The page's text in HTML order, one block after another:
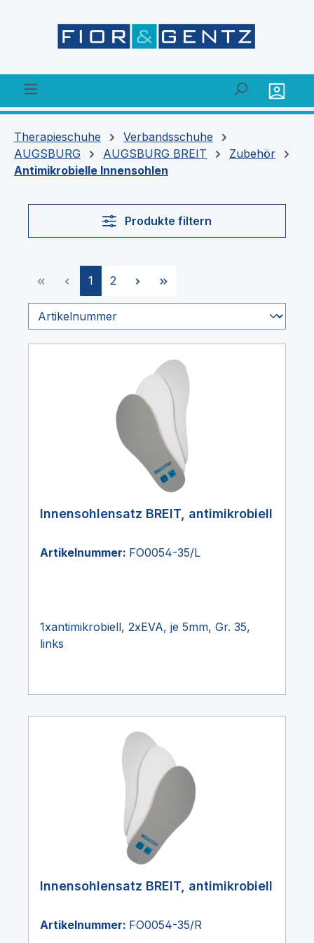
Therapieschuhe
Verbandsschuhe
AUGSBURG
AUGSBURG BREIT
Zubehör
Antimikrobielle Innensohlen
Produkte filtern
Seite
1 Seite
2
Innensohlensatz BREIT, antimikrobiell
Artikelnummer: FO0054-35/L
1xantimikrobiell, 2xEVA, je 5mm, Gr. 35,
links
Innensohlensatz BREIT, antimikrobiell
Artikelnummer: FO0054-35/R